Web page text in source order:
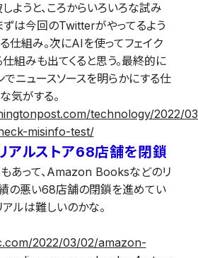
ようと、ころからいろいろな試み
ずは今回のTwitterがやってるよう
仕組み。次にAIを使ってフェイク
組みも出てくると思う。最終的に
でニュースソースを明らかにする仕
気がする。
technology/2022/
misinfo-test/
ルストア68店舗を閉鎖
あって、Amazon Booksなどのリ
の悪い68店舗の閉鎖を進めてい
アルは難しいのかな。
2022/03/02/amazon-